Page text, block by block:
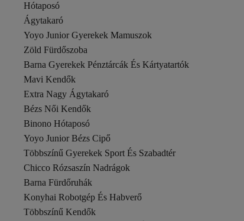
Hótaposó
Ágytakaró
Yoyo Junior Gyerekek Mamuszok
Zöld Fürdőszoba
Barna Gyerekek Pénztárcák És Kártyatartók
Mavi Kendők
Extra Nagy Ágytakaró
Bézs Női Kendők
Binono Hótaposó
Yoyo Junior Bézs Cipő
Többszínű Gyerekek Sport És Szabadtér
Chicco Rózsaszín Nadrágok
Barna Fürdőruhák
Konyhai Robotgép És Habverő
Többszínű Kendők